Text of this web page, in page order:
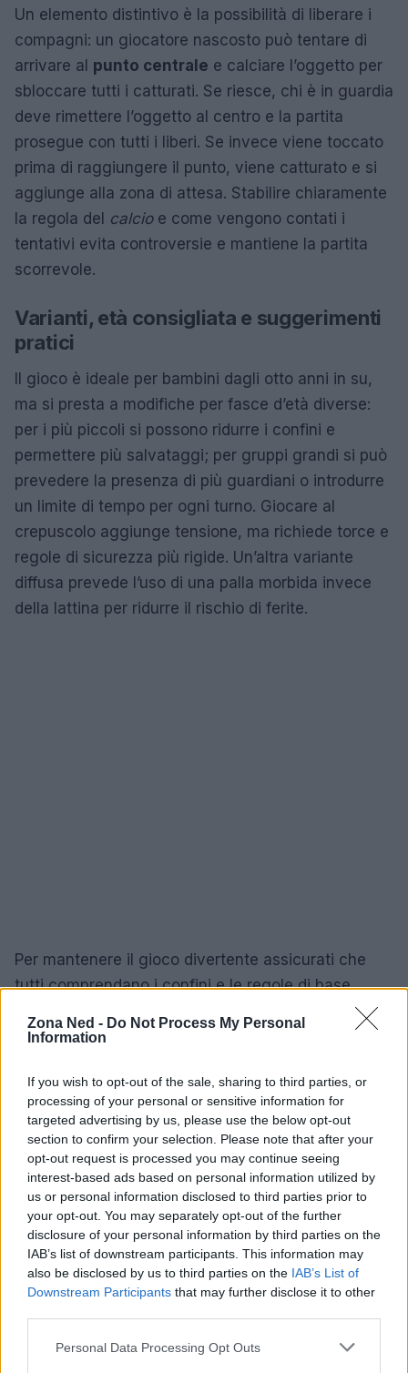
Zona Ned - Do Not Process My Personal
Information
If you wish to opt-out of the sale, sharing to third parties, or
processing of your personal or sensitive information for
targeted advertising by us, please use the below opt-out
section to confirm your selection. Please note that after your
opt-out request is processed you may continue seeing
interest-based ads based on personal information utilized by
us or personal information disclosed to third parties prior to
your opt-out. You may separately opt-out of the further
disclosure of your personal information by third parties on the
IAB’s list of downstream participants. This information may
also be disclosed by us to third parties on the IAB’s List of
Downstream Participants that may further disclose it to other
Please note that this website/app uses one or more Google
Personal Data Processing Opt Outs
Un elemento distintivo è la possibilità di liberare i
compagni: un giocatore nascosto può tentare di
arrivare al punto centrale e calciare l’oggetto per
sbloccare tutti i catturati. Se riesce, chi è in guardia
deve rimettere l’oggetto al centro e la partita
prosegue con tutti i liberi. Se invece viene toccato
prima di raggiungere il punto, viene catturato e si
aggiunge alla zona di attesa. Stabilire chiaramente
la regola del calcioe come vengono contati i
tentativi evita controversie e mantiene la partita
scorrevole.
Varianti, età consigliata e suggerimenti
pratici
Il gioco è ideale per bambini dagli otto anni in su,
ma si presta a modifiche per fasce d’età diverse:
per i più piccoli si possono ridurre i confini e
permettere più salvataggi; per gruppi grandi si può
prevedere la presenza di più guardiani o introdurre
un limite di tempo per ogni turno. Giocare al
crepuscolo aggiunge tensione, ma richiede torce e
regole di sicurezza più rigide. Un’altra variante
diffusa prevede l’uso di una palla morbida invece
della lattina per ridurre il rischio di ferite.
Per mantenere il gioco divertente assicurati che
tutti comprendano i confini e le regole di base,
incoraggia la collaborazione quando si tenta una
liberazione collettiva e alterna i ruoli per dare a tutti
tieni le partite brevi per evitare cali di energia:
rounds veloci mantengono l’entusiasmo e facilitano
la ripetizione del gioco più volte in una sola
sessione.
AUTORE
Andrea Innocenti
Andrea Innocenti ha coordinato dall'estero il
rientro di una cronista napoletana durante una
crisi diplomatica, gestendo contatti con
consolati; è corrispondente esteri che